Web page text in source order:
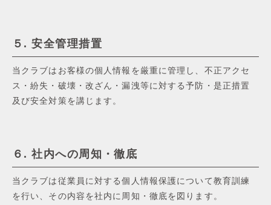
５. 安全管理措置
当クラブはお客様の個⼈情報を厳重に管理し、不正アクセ
ス・紛失・破壊・改ざん・漏洩等に対する予防・是正措置
及び安全対策を講じます。
６. 社内への周知・徹底
当クラブは従業員に対する個⼈情報保護について教育訓練
を⾏い、その内容を社内に周知・徹底を図ります。